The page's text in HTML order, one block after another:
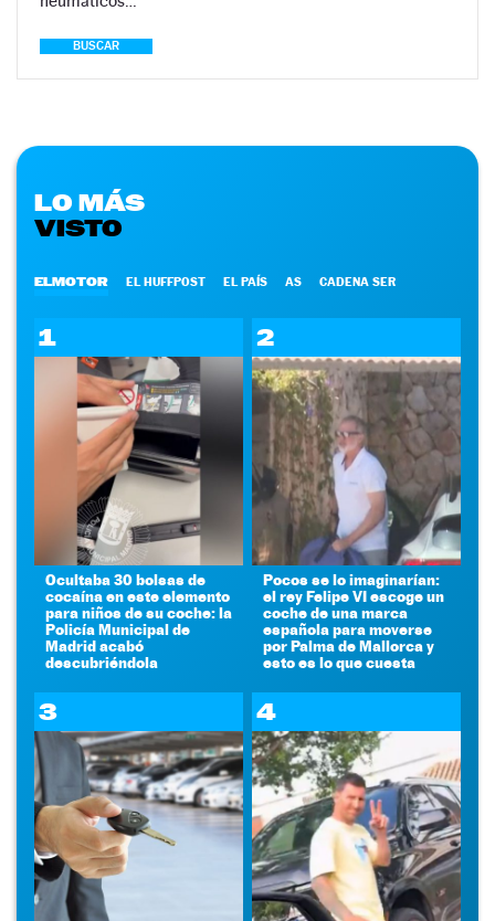
BUSCAR
LO MÁS
VISTO
ELMOTOR EL HUFFPOST EL PAÍS AS CADENA SER
1
Ocultaba 30 bolsas de
cocaína en este elemento
para niños de su coche: la
Policía Municipal de
Madrid acabó
descubriéndola
2
Pocos se lo imaginarían:
el rey Felipe VI escoge un
coche de una marca
española para moverse
por Palma de Mallorca y
esto es lo que cuesta
3 4